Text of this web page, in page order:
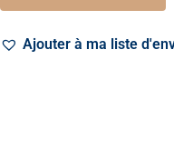
Ajouter à ma liste